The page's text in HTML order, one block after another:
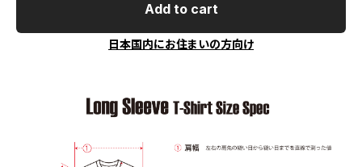
Add to cart
日本国内にお住まいの方向け